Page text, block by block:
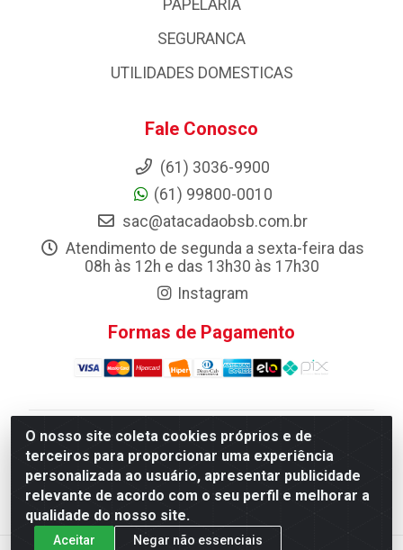
O nosso site coleta cookies próprios e de
terceiros para proporcionar uma experiência
personalizada ao usuário, apresentar publicidade
relevante de acordo com o seu perfil e melhorar a
qualidade do nosso site.
Aceitar Negar não essenciais
PAPELARIA
SEGURANCA
UTILIDADES DOMESTICAS
Fale Conosco
(61) 3036-9900
(61) 99800-0010
sac@atacadaobsb.com.br
Atendimento de segunda a sexta-feira das
08h às 12h e das 13h30 às 17h30
Instagram
Formas de Pagamento
Atacadao da Limpeza F. Pereira Queiroz Comercio e
Distribuicao LTDA - Quadra Qi 10 Lotes 39 e, 41 - Setor
Industrial (Taguatinga), Brasília/DF - CEP 72.135-100 -
CNPJ 13.184.675/0001-80